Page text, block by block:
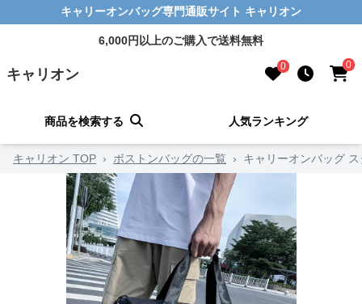
キャリーオンバッグ専門通販サイト キャリオン
6,000円以上のご購入で送料無料
キャリオン 0 0
商品を検索する 人気ランキング
キャリオン TOP › ボストンバッグの一覧 › キャリーオンバッグ